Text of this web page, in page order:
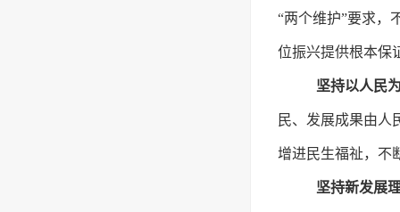
“两个维护”要求，
位振兴提供根本保
坚持以人民
民、发展成果由人
增进民生福祉，不
坚持新发展